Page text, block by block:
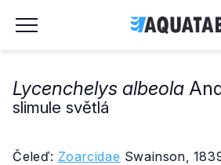
Lycenchelys albeola
slimule světlá
Čeleď: Zoarcidae Swainson,